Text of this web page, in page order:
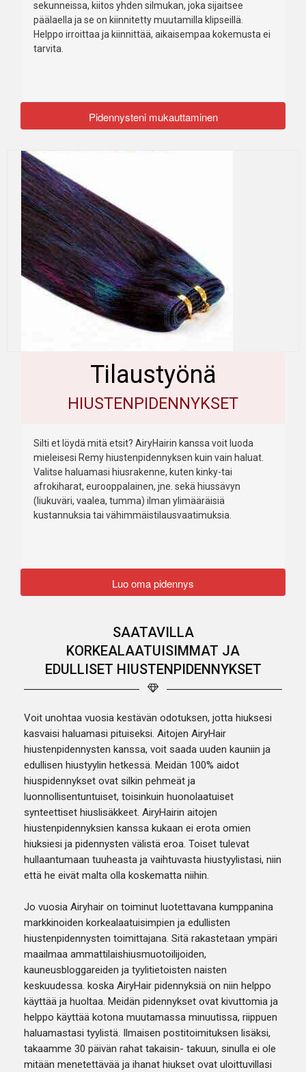
sekunneissa, kiitos yhden silmukan, joka sijaitsee
päälaella ja se on kiinnitetty muutamilla klipseillä.
Helppo irroittaa ja kiinnittää, aikaisempaa kokemusta ei
tarvita.
Pidennysteni mukauttaminen
Tilaustyönä
HIUSTENPIDENNYKSET
Silti et löydä mitä etsit? AiryHairin kanssa voit luoda
mieleisesi Remy hiustenpidennyksen kuin vain haluat.
Valitse haluamasi hiusrakenne, kuten kinky-tai
afrokiharat, eurooppalainen, jne. sekä hiussävyn
(liukuväri, vaalea, tumma) ilman ylimääräisiä
kustannuksia tai vähimmäistilausvaatimuksia.
Luo oma pidennys
SAATAVILLA
KORKEALAATUISIMMAT JA
EDULLISET HIUSTENPIDENNYKSET
Voit unohtaa vuosia kestävän odotuksen, jotta hiuksesi
kasvaisi haluamasi pituiseksi. Aitojen AiryHair
hiustenpidennysten kanssa, voit saada uuden kauniin ja
edullisen hiustyylin hetkessä. Meidän 100% aidot
hiuspidennykset ovat silkin pehmeät ja
luonnollisentuntuiset, toisinkuin huonolaatuiset
synteettiset hiuslisäkkeet. AiryHairin aitojen
hiustenpidennyksien kanssa kukaan ei erota omien
hiuksiesi ja pidennysten välistä eroa. Toiset tulevat
hullaantumaan tuuheasta ja vaihtuvasta hiustyylistasi, niin
että he eivät malta olla koskematta niihin.
Jo vuosia Airyhair on toiminut luotettavana kumppanina
markkinoiden korkealaatuisimpien ja edullisten
hiustenpidennysten toimittajana. Sitä rakastetaan ympäri
maailmaa ammattilaishiusmuotoilijoiden,
kauneusbloggareiden ja tyylitietoisten naisten
keskuudessa. koska AiryHair pidennyksiä on niin helppo
käyttää ja huoltaa. Meidän pidennykset ovat kivuttomia ja
helppo käyttää kotona muutamassa minuutissa, riippuen
haluamastasi tyylistä. Ilmaisen postitoimituksen lisäksi,
takaamme 30 päivän rahat takaisin- takuun, sinulla ei ole
mitään menetettävää ja ihanat hiukset ovat uloittuvillasi